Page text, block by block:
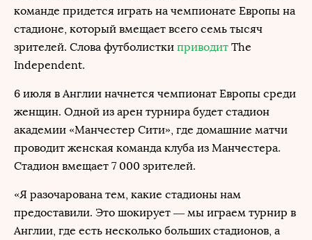
команде придется играть на чемпионате Европы на
стадионе, который вмещает всего семь тысяч
зрителей. Слова футболистки приводит The
Independent.
6 июля в Англии начнется чемпионат Европы среди
женщин. Одной из арен турнира будет стадион
академии «Манчестер Сити», где домашние матчи
проводит женская команда клуба из Манчестера.
Стадион вмещает 7 000 зрителей.
«Я разочарована тем, какие стадионы нам
предоставили. Это шокирует — мы играем турнир в
Англии, где есть несколько больших стадионов, а